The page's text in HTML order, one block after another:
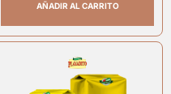
AÑADIR AL CARRITO